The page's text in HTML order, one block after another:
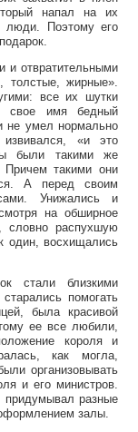
напал на их
люди. Поэтому его
и отвратительными
толстые, жирные».
все их шутки
свое имя бедный
не умел нормально
«и это
были такими же
такими они
А перед своим
Унижались и
на обширное
распухшую
один, восхищались
стали близкими
помогать
была красивой
ее все любили,
короля и
как могла,
организовывать
и его министров.
придумывал разные
залы.